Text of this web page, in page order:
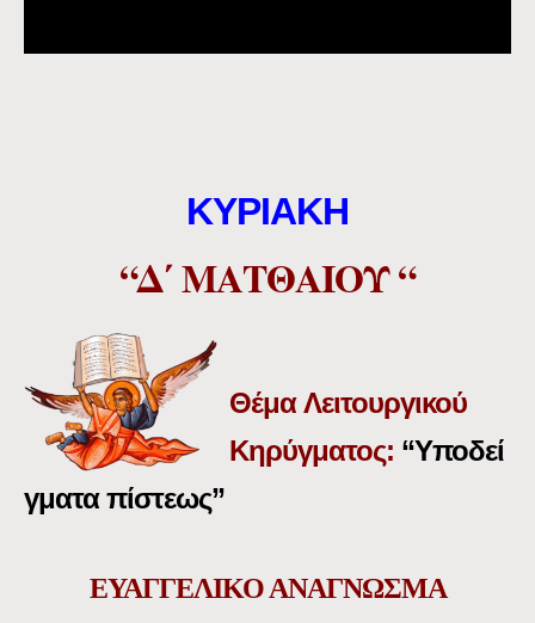
ΚΥΡΙΑΚΗ
“Δ΄ ΜΑΤΘΑΙΟΥ “
ΘέμαΛειτουργικού
Κηρύγματος: “Υποδεί
γματα πίστεως”
ΕΥΑΓΓΕΛΙΚΟ ΑΝΑΓΝΩΣΜΑ